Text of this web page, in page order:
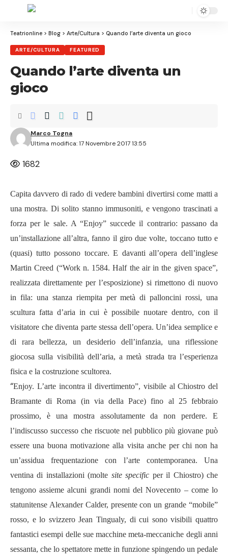
Resizer
Teatrionline > Blog > Arte/Cultura > Quando l’arte diventa un gioco
ARTE/CULTURA FEATURED
Quando l’arte diventa un
gioco
Ultima modifica: 17 Novembre 2017 13:55
Marco Togna
1682
Capita davvero di rado di vedere bambini divertirsi come matti a
una mostra. Di solito stanno immusoniti, e vengono trascinati a
forza per le sale. A “Enjoy” succede il contrario: passano da
un’installazione all’altra, fanno il giro due volte, toccano tutto e
(quasi) tutto possono toccare. E davanti all’opera dell’inglese
Martin Creed (“Work n. 1584. Half the air in the given space”,
realizzata direttamente per l’esposizione) si rimettono di nuovo
in fila: una stanza riempita per metà di palloncini rossi, una
scultura fatta d’aria in cui è possibile nuotare dentro, con il
visitatore che diventa parte stessa dell’opera. Un’idea semplice e
di rara bellezza, un desiderio dell’infanzia, una riflessione
giocosa sulla visibilità dell’aria, a metà strada tra l’esperienza
fisica e la costruzione scultorea.
“Enjoy. L’arte incontra il divertimento”, visibile al Chiostro del
Bramante di Roma (in via della Pace) fino al 25 febbraio
prossimo, è una mostra assolutamente da non perdere. E
l’indiscusso successo che riscuote nel pubblico più giovane può
essere una buona motivazione alla visita anche per chi non ha
un’assidua frequentazione con l’arte contemporanea. Una
ventina di installazioni (molte site specific per il Chiostro) che
tengono assieme alcuni grandi nomi del Novecento – come lo
statunitense Alexander Calder, presente con un grande “mobile”
rosso, e lo svizzero Jean Tingualy, di cui sono visibili quattro
fantastici esempi delle sue macchine meta-meccaniche degli anni
sessanta, che lo spettatore mette in funzione spingendo un pedale